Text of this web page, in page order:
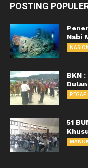
POSTING
Nabi
BKN
PEGAF
51